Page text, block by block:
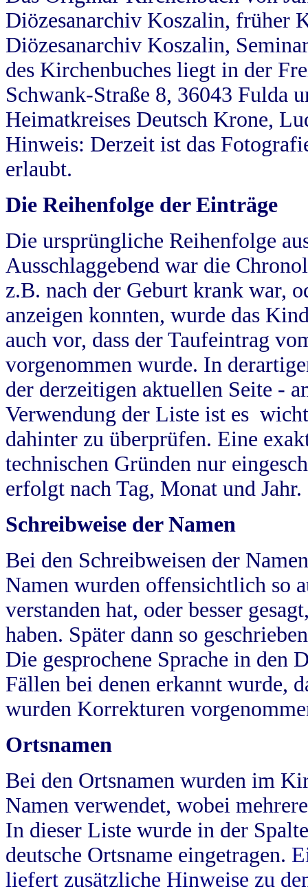
Diözesanarchiv Koszalin, früher
Diözesanarchiv Koszalin,
des Kirchenbuches liegt in der
Schwank-Straße 8, 36043 Fulda
Heimatkreises Deutsch Krone,
Hinweis: Derzeit ist das
erlaubt.
Die Reihenfolge der Einträge
Die ursprüngliche Reihenfolge
Ausschlaggebend war die
z.B. nach der Geburt krank war,
anzeigen konnten, wurde das
auch vor, dass der Taufeintrag
vorgenommen wurde. In
der derzeitigen aktuellen Seite -
Verwendung der Liste ist es
dahinter zu überprüfen. Eine
technischen Gründen nur
erfolgt nach Tag, Monat und Jahr.
Schreibweise der Namen
Bei den Schreibweisen der
Namen wurden offensichtlich so
verstanden hat, oder besser
haben. Später dann so
Die gesprochene Sprache in
Fällen bei denen erkannt wurde,
wurden Korrekturen
Ortsnamen
Bei den Ortsnamen wurden im
Namen verwendet, wobei
In dieser Liste wurde in der
deutsche Ortsname eingetragen.
liefert zusätzliche Hinweise zu